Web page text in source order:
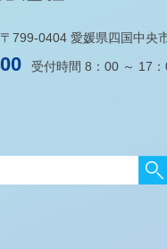
〒799-0404 愛媛県四国中央
受付時間 8：00 ～ 17